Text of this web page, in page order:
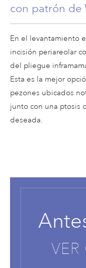
con patrón de
En el levantamiento
incisión periareolar
del pliegue
Esta es la mejor
pezones ubicados
junto con una ptosis
deseada.
VER